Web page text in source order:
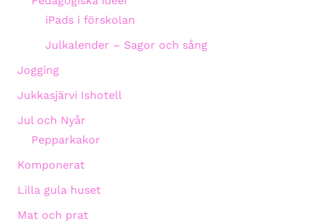
iPads i förskolan
Julkalender – Sagor och sång
Jogging
Jukkasjärvi Ishotell
Jul och Nyår
Pepparkakor
Komponerat
Lilla gula huset
Mat och prat